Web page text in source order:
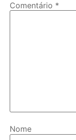
Comentário *
Nome